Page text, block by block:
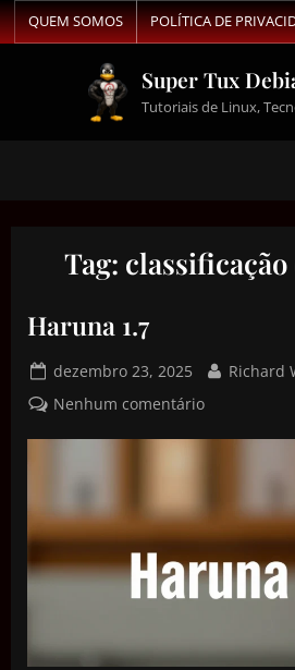
QUEM SOMOS POLÍTICA DE
Super Tux
Tutoriais de Linux,
Tag:
Haruna 1.7
dezembro 23, 2025
Richard
Nenhum comentário